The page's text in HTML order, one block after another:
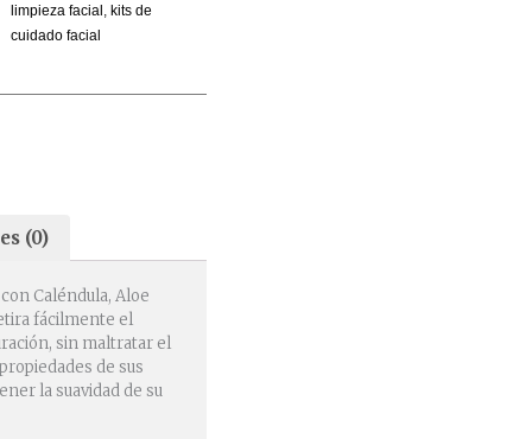
limpieza facial kits de
cuidado facial
(0)
Caléndula, Aloe
fácilmente el
sin maltratar el
de sus
la suavidad de su